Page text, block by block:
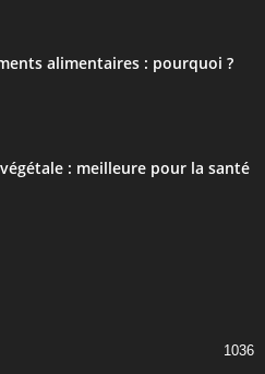
alimentaires : pourquoi ?
: meilleure pour la santé
1036